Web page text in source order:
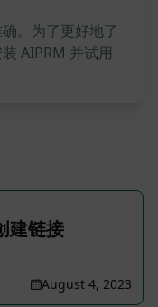
。为了更好地了
AIPRM 并试用
建链接
August 4, 2023